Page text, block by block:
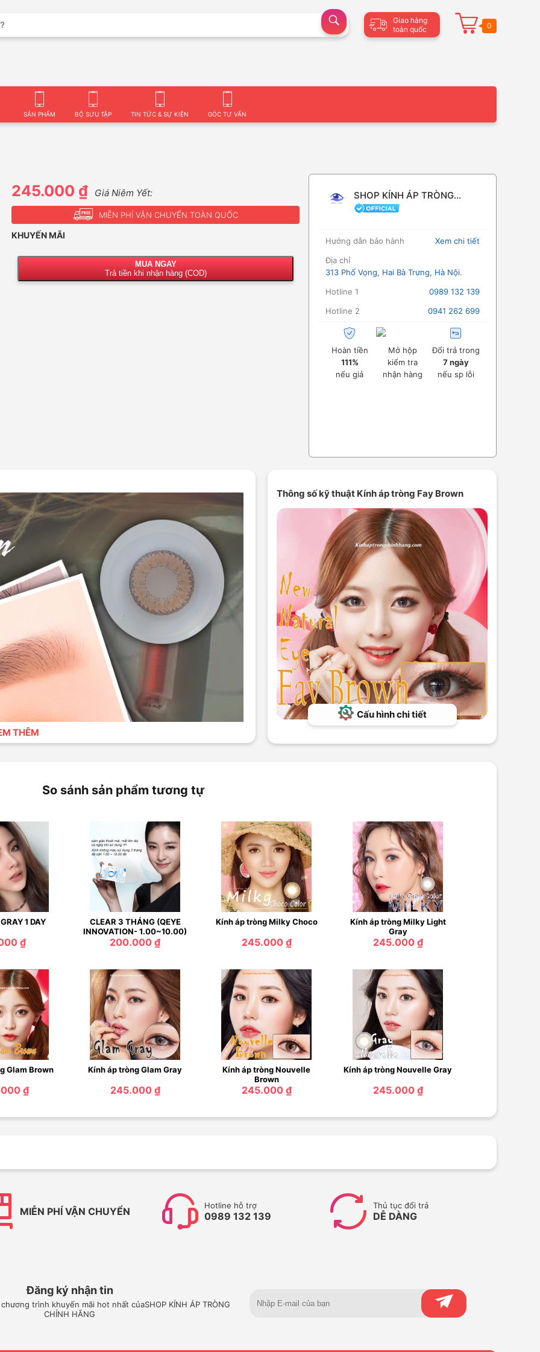
Giao hàng
toàn quốc
0
SẢN PHẨM BỘ SƯU TẬP TIN TỨC & SỰ KIỆN GÓC TƯ VẤN
245.000 ₫ Giá Niêm Yết:
MIỄN PHÍ VẬN CHUYỂN TOÀN QUỐC
KHUYẾN MÃI
MUA NGAY
Trả tiền khi nhận hàng (COD)
SHOP KÍNH ÁP TRÒNG
CHÍNH HÃNG
Hướng dẫn bảo hành
Xem chi tiết
Địa chỉ
313 Phố Vọng, Hai Bà Trưng, Hà Nội.
Hotline 1
0989 132 139
Hotline 2
0941 262 699
Hoàn tiền
111%
nếu giả
Mở hộp
kiểm tra
nhận hàng
Đổi trả trong
7 ngày
nếu sp lỗi
THÊM
Thông số kỹ thuật Kính áp tròng Fay Brown
Cấu hình chi tiết
So sánh sản phẩm tương tự
1 DAY
₫
CLEAR 3 THÁNG (QEYE
INNOVATION- 1.00~10.00)
200.000 ₫
Kính áp tròng Milky Choco
245.000 ₫
Kính áp tròng Milky Light
Gray
245.000 ₫
Glam Brown
₫
Kính áp tròng Glam Gray
245.000 ₫
Kính áp tròng Nouvelle
Brown
245.000 ₫
Kính áp tròng Nouvelle Gray
245.000 ₫
MIỄN PHÍ VẬN CHUYỂN Hotline hỗ trợ
0989 132 139
Thủ tục đổi trả
DỄ DÀNG
Đăng ký nhận tin
trình khuyến mãi hot nhất củaSHOP KÍNH ÁP TRÒNG
CHÍNH HÃNG